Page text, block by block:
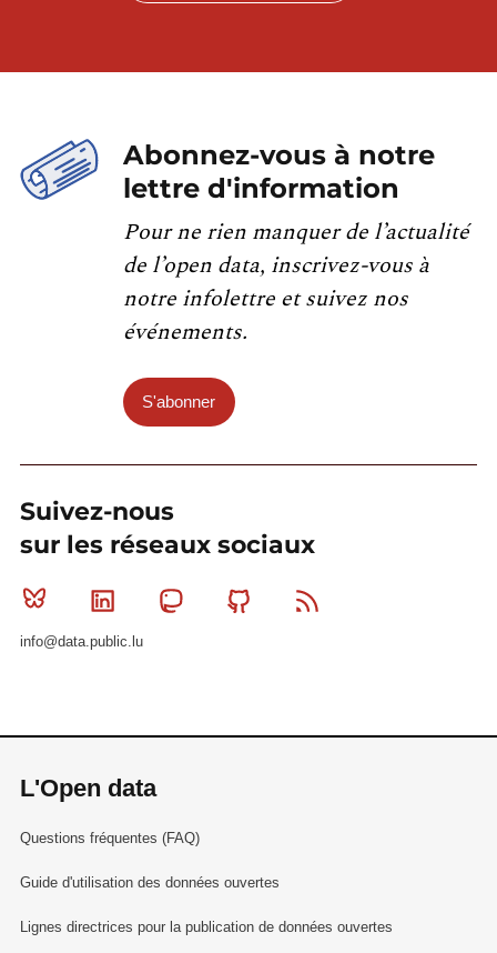
Abonnez-vous à notre
lettre d'information
Pour ne rien manquer de l’actualité
de l’open data, inscrivez-vous à
notre infolettre et suivez nos
événements.
S'abonner
Suivez-nous
sur les réseaux sociaux
Bluesky Linkedin MastodonGithub
info@data.public.lu
L'Open data
Questions fréquentes (FAQ)
Guide d'utilisation des données ouvertes
Lignes directrices pour la publication de données ouvertes